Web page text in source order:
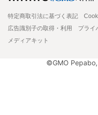
特定商取引法に基づく表記
広告識別子の取得・利用
プライ
メディアキット
©GMO